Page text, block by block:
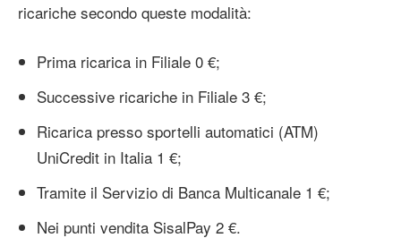
ricariche secondo queste modalità:
Prima ricarica in Filiale 0 €;
Successive ricariche in Filiale 3 €;
Ricarica presso sportelli automatici (ATM)
UniCredit in Italia 1 €;
Tramite il Servizio di Banca Multicanale 1 €;
Nei punti vendita SisalPay 2 €.